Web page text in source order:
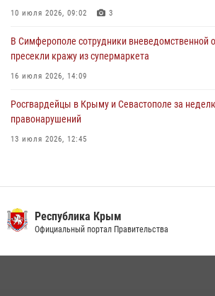
10 июля 2026, 09:02 3
В Симферополе сотрудники вневедомственной
пресекли кражу из супермаркета
16 июля 2026, 14:09
Росгвардейцы в Крыму и Севастополе за
правонарушений
13 июля 2026, 12:45
Росгвардейцы Крыма и Севастополя отметили
Республика Крым
Официальный портал Правительства